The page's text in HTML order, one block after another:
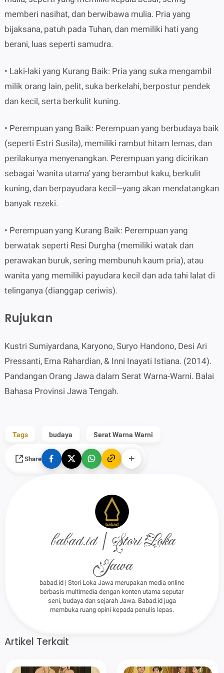
memberi nasihat, dan berwibawa mulia. Pria yang
bijaksana, patuh pada Tuhan, dan memiliki hati yang
berani, luas seperti samudra.
• Laki-laki yang Kurang Baik: Pria yang suka mengambil
milik orang lain, pelit, suka berkelahi, berpostur pendek
dan kecil, serta berkulit kuning.
• Perempuan yang Baik: Perempuan yang berbudaya baik
(seperti Estri Susila), memiliki rambut hitam lemas, dan
perilakunya menyenangkan. Perempuan yang dicirikan
sebagai ‘wanita utama’ yang berambut kaku, berkulit
kuning, dan berpayudara kecil—yang akan mendatangkan
banyak rezeki.
• Perempuan yang Kurang Baik: Perempuan yang
berwatak seperti Resi Durgha (memiliki watak dan
perawakan buruk, sering membunuh kaum pria), atau
wanita yang memiliki payudara kecil dan ada tahi lalat di
telinganya (dianggap ceriwis).
Rujukan
Kustri Sumiyardana, Karyono, Suryo Handono, Desi Ari
Pressanti, Ema Rahardian, & Inni Inayati Istiana. (2014).
Pandangan Orang Jawa dalam Serat Warna-Warni. Balai
Bahasa Provinsi Jawa Tengah.
Tags budaya Serat Warna Warni
Share
babad.id | Stori Loka
Jawa
babad.id | Stori Loka Jawa merupakan media online
berbasis multimedia dengan konten utama seputar
seni, budaya dan sejarah Jawa. Babad.id juga
membuka ruang opini kepada penulis lepas.
Artikel Terkait